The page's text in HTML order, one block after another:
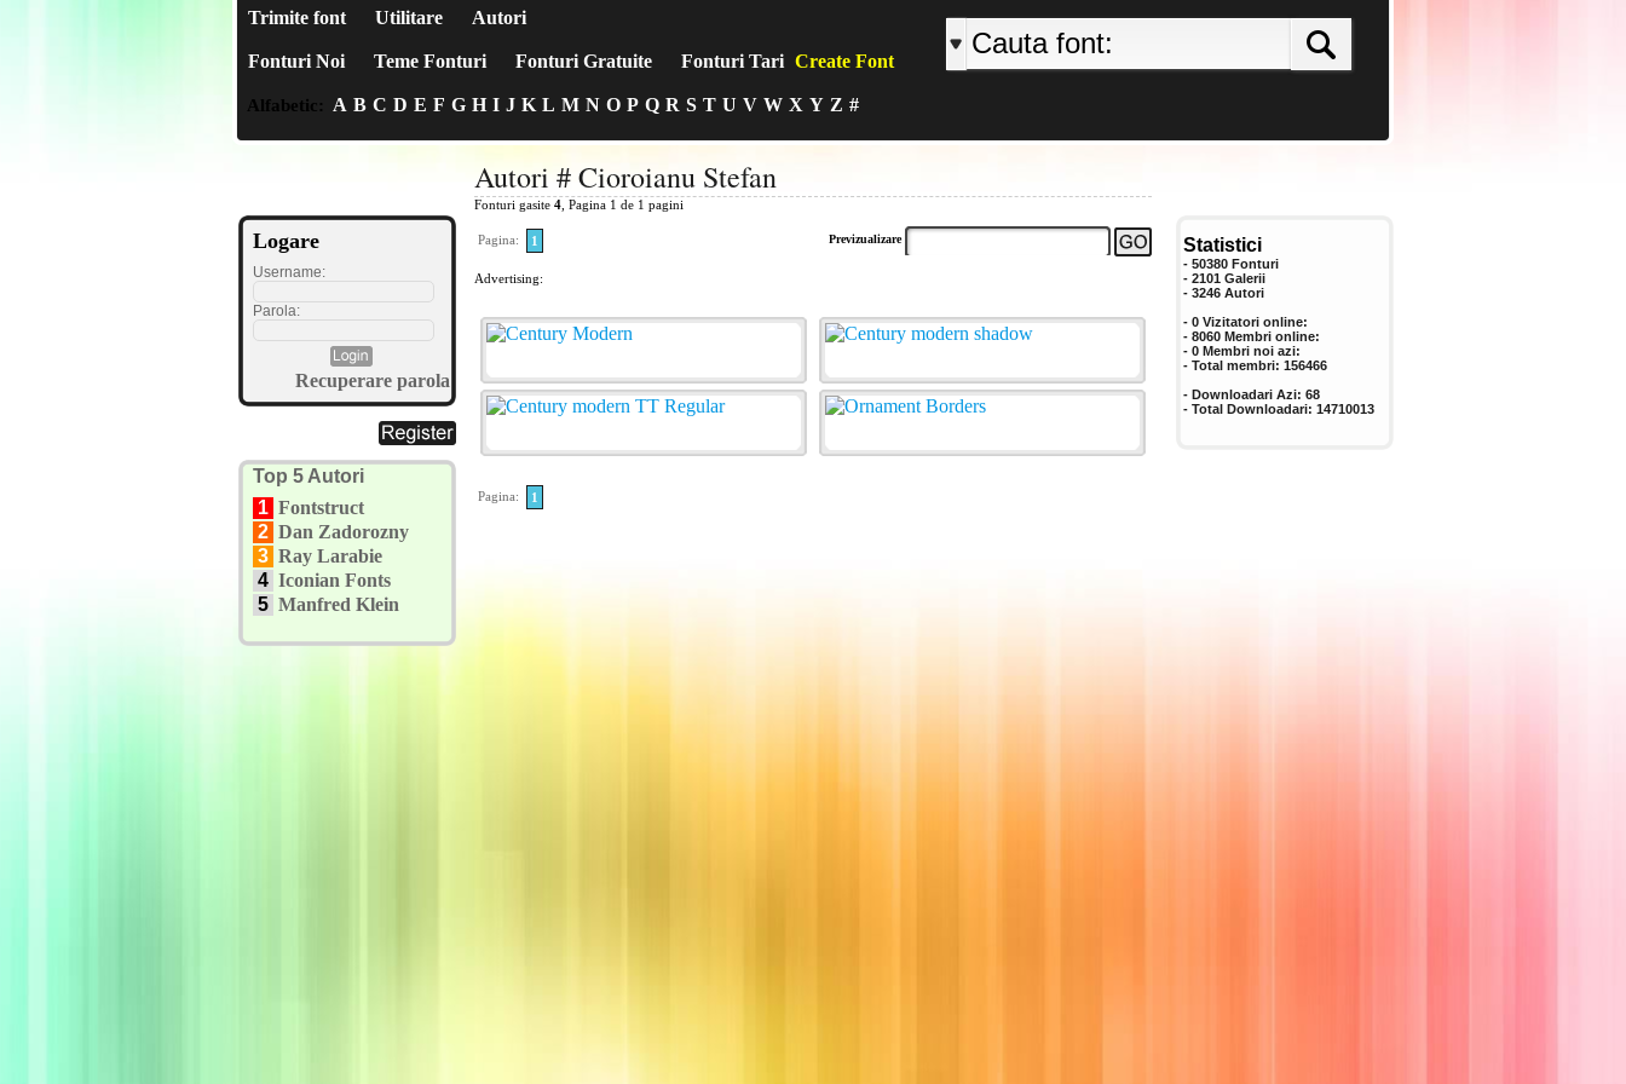
Trimite font Utilitare Autori
Fonturi Noi Teme Fonturi Fonturi Gratuite Fonturi Tari Create Font
Alfabetic: A B C D E F G H I J K L M N O P Q R S T U V W X Y Z #
Logare
Username:
Parola:
Recuperare parola
Top 5 Autori
1 Fontstruct
2 Dan Zadorozny
3 Ray Larabie
4 Iconian Fonts
5 Manfred Klein
Autori # Cioroianu Stefan
Fonturi gasite 4 , Pagina 1 de 1 pagini
Pagina: 1 Previzualizare
Advertising:
Pagina: 1
Statistici
- 50380 Fonturi
- 2101 Galerii
- 3246 Autori
- 0 Vizitatori online:
- 8060 Membri online:
- 0 Membri noi azi:
- Total membri: 156466
- Downloadari Azi: 68
- Total Downloadari: 14710013